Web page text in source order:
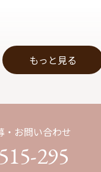
もっと見る
・お問い合わせ
295